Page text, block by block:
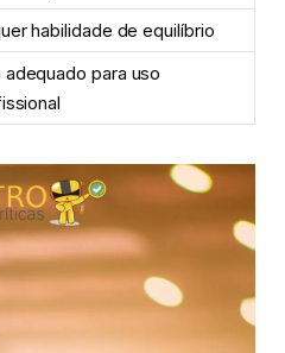
habilidade de equilíbrio
adequado para uso